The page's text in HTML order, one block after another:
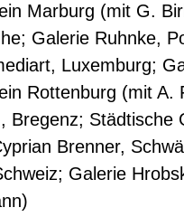
Marburg (mit G.
Galerie Ruhnke,
Luxemburg;
Rottenburg (mit
Bregenz; Städtische
Brenner,
Galerie